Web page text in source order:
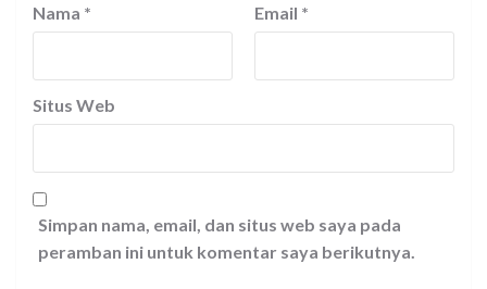
Nama * Email *
Situs Web
Simpan nama, email, dan situs web saya pada
peramban ini untuk komentar saya berikutnya.